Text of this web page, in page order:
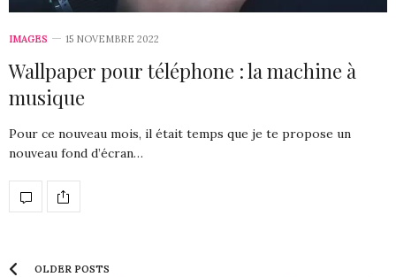
IMAGES 15 NOVEMBRE 2022
Wallpaper pour téléphone : la machine à
musique
Pour ce nouveau mois, il était temps que je te propose un
nouveau fond d’écran…
OLDER POSTS